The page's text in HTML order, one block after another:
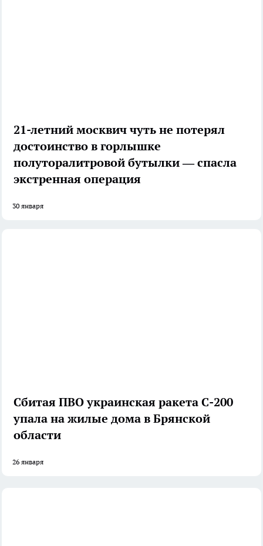
21-летний москвич чуть не потерял
достоинство в горлышке
полуторалитровой бутылки — спасла
экстренная операция
30 января
Сбитая ПВО украинская ракета С-200
упала на жилые дома в Брянской
области
26 января